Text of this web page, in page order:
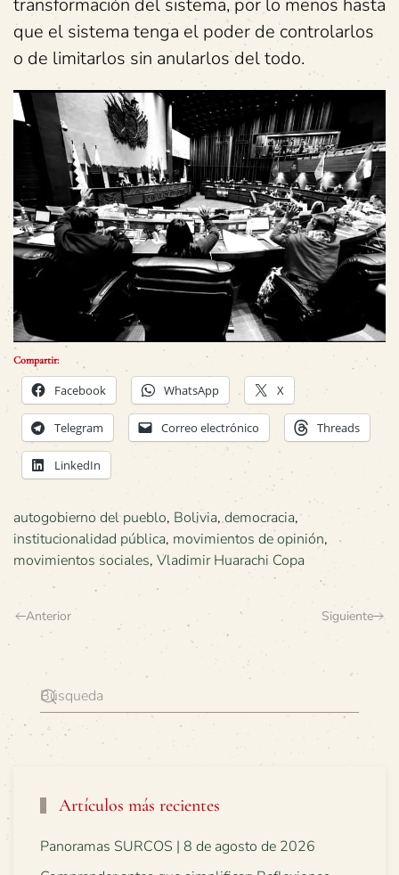
transformación del sistema, por lo menos hasta
que el sistema tenga el poder de controlarlos
o de limitarlos sin anularlos del todo.
Compartir:
Facebook WhatsApp X
Telegram Correo electrónico Threads
LinkedIn
autogobierno del pueblo, Bolivia,democracia,
institucionalidad pública, movimientos de opinión,
movimientos sociales, Vladimir Huarachi Copa
Anterior Siguiente
Artículos más recientes
Panoramas SURCOS | 8 de agosto de 2026